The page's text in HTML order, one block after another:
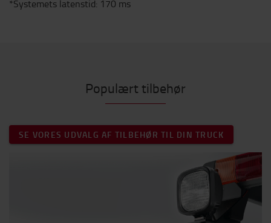
*Systemets latenstid: 170 ms
Populært tilbehør
SE VORES UDVALG AF TILBEHØR TIL DIN TRUCK